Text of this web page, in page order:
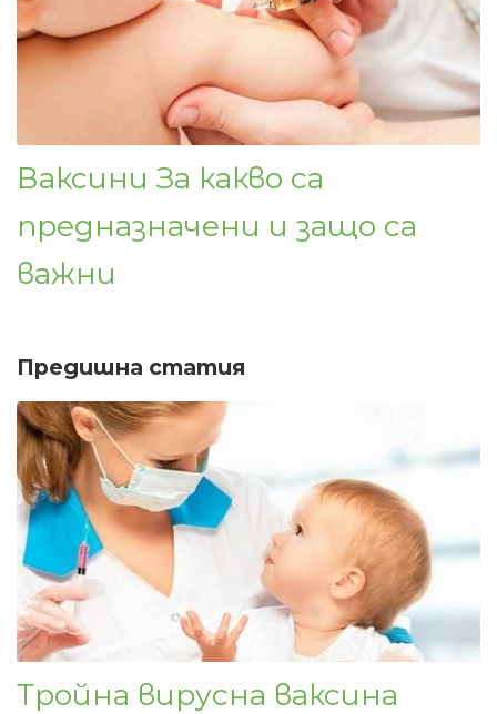
Ваксини За какво са
предназначени и защо са
важни
Предишна статия
Тройна вирусна ваксина